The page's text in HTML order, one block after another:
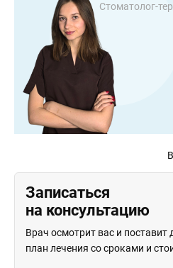
Записаться
на консультацию
Врач осмотрит вас и поставит
план лечения со сроками и
Стоматолог-